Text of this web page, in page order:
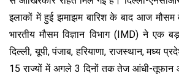
इलाकों में हुई झमाझम बारिश के बाद आज मौसम
भारतीय मौसम विज्ञान विभाग (IMD) ने एक
दिल्ली, यूपी, पंजाब, हरियाणा, राजस्थान, मध्य
15 राज्यों में अगले 3 दिनों तक तेज आंधी-तूफान